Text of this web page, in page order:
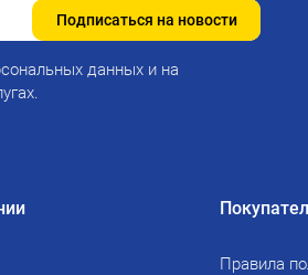
Подписаться на новости
данных и на
Правила